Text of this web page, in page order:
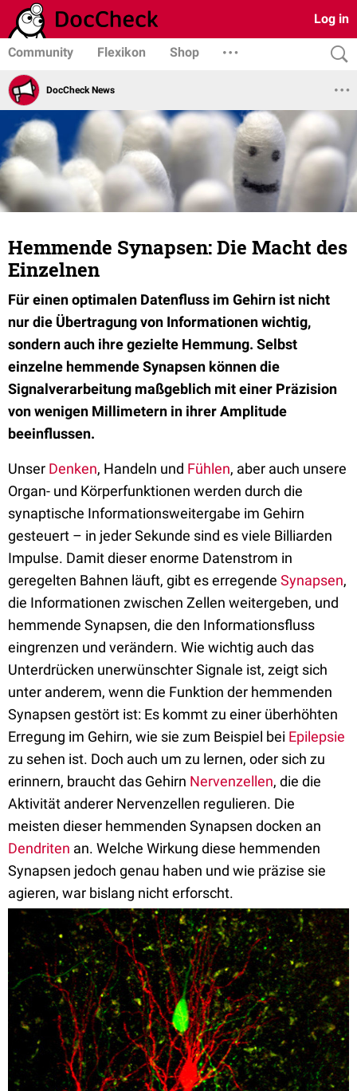
Log in
Community Flexikon Shop
DocCheck News
Hemmende Synapsen: Die Macht des
Einzelnen
Für einen optimalen Datenfluss im Gehirn ist nicht
nur die Übertragung von Informationen wichtig,
sondern auch ihre gezielte Hemmung. Selbst
einzelne hemmende Synapsen können die
Signalverarbeitung maßgeblich mit einer Präzision
von wenigen Millimetern in ihrer Amplitude
beeinflussen.
Unser Denken, Handeln und Fühlen, aber auch unsere
Organ- und Körperfunktionen werden durch die
synaptische Informationsweitergabe im Gehirn
gesteuert – in jeder Sekunde sind es viele Billiarden
Impulse. Damit dieser enorme Datenstrom in
geregelten Bahnen läuft, gibt es erregende Synapsen,
die Informationen zwischen Zellen weitergeben, und
hemmende Synapsen, die den Informationsfluss
eingrenzen und verändern. Wie wichtig auch das
Unterdrücken unerwünschter Signale ist, zeigt sich
unter anderem, wenn die Funktion der hemmenden
Synapsen gestört ist: Es kommt zu einer überhöhten
Erregung im Gehirn, wie sie zum Beispiel bei Epilepsie
zu sehen ist. Doch auch um zu lernen, oder sich zu
erinnern, braucht das Gehirn Nervenzellen, die die
Aktivität anderer Nervenzellen regulieren. Die
meisten dieser hemmenden Synapsen docken an
Dendriten an. Welche Wirkung diese hemmenden
Synapsen jedoch genau haben und wie präzise sie
agieren, war bislang nicht erforscht.